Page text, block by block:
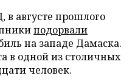
в августе прошлого
подорвали
на западе Дамаска.
в одной из столичных
человек.